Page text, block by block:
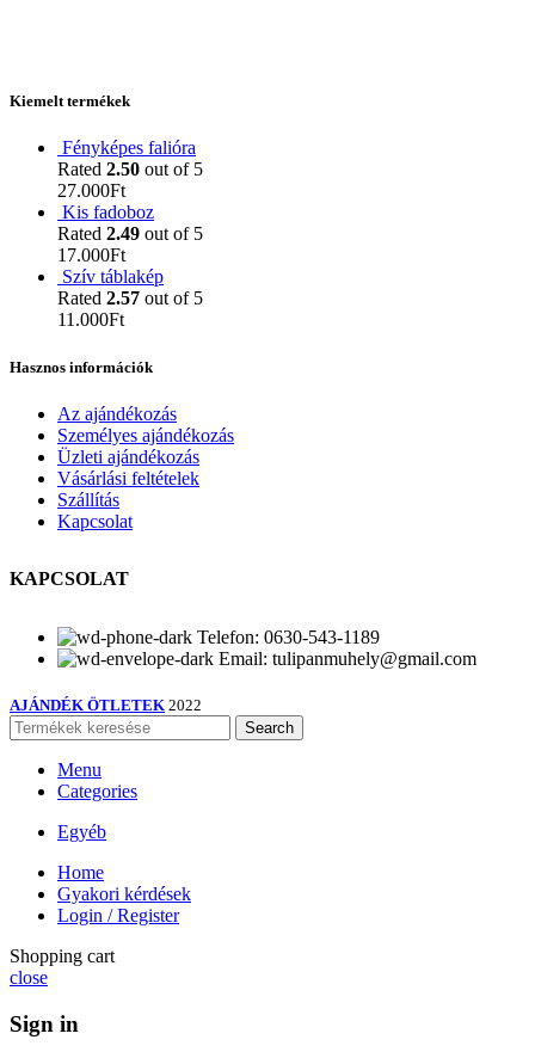
Kiemelt termékek
Fényképes falióra
Rated 2.50 out of 5
27.000Ft
Kis fadoboz
Rated 2.49 out of 5
17.000Ft
Szív táblakép
Rated 2.57 out of 5
11.000Ft
Hasznos információk
Az ajándékozás
Személyes ajándékozás
Üzleti ajándékozás
Vásárlási feltételek
Szállítás
Kapcsolat
KAPCSOLAT
Telefon: 0630-543-1189
Email: tulipanmuhely@gmail.com
AJÁNDÉK ÖTLETEK 2022
Search
Menu
Categories
Egyéb
Home
Gyakori kérdések
Login / Register
Shopping cart
close
Sign in